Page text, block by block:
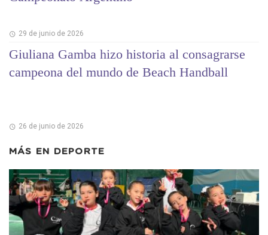
29 de junio de 2026
Giuliana Gamba hizo historia al consagrarse
campeona del mundo de Beach Handball
26 de junio de 2026
MÁS EN DEPORTE